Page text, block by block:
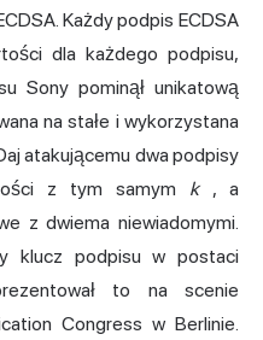
Każdy podpis ECDSA
dla każdego podpisu,
Sony pominął unikatową
na stałe i wykorzystana
atakującemu dwa podpisy
z tym samym k, a
z dwiema niewiadomymi.
klucz podpisu w postaci
to na scenie
Congress w Berlinie.